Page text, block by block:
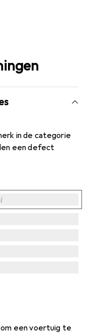
in de categorie
een defect
i
een voertuig te